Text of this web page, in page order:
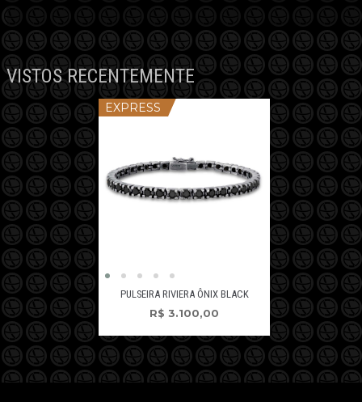
VISTOS RECENTEMENTE
EXPRESS
PULSEIRA RIVIERA ÔNIX BLACK
R$ 3.100,00